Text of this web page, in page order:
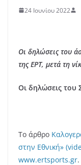
24 Ιουνίου 2022
Οι δηλώσεις του
της ΕΡΤ, μετά τη
Οι δηλώσεις του
Το άρθρο
στην Εθνική»
www.ertsports.gr.